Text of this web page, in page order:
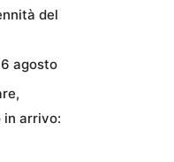
del
agosto
in arrivo: